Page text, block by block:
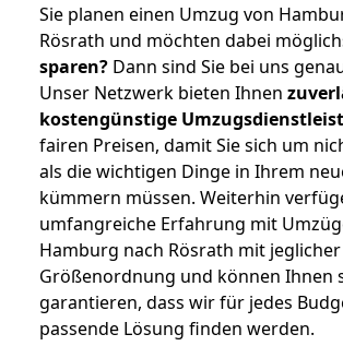
Sie planen einen Umzug von
Rösrath und möchten dabei
sparen? Dann sind Sie bei uns
Unser Netzwerk bieten Ihnen
kostengünstige
fairen Preisen, damit Sie sich um
als die wichtigen Dinge in Ihrem
kümmern müssen. Weiterhin
umfangreiche Erfahrung mit
Hamburg nach Rösrath mit jeglicher
Größenordnung und können Ihnen
garantieren, dass wir für jedes
passende Lösung finden werden.